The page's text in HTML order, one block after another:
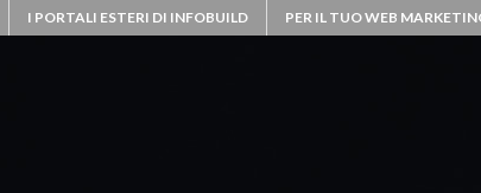
I PORTALI ESTERI DI INFOBUILD PER IL TUO WEB